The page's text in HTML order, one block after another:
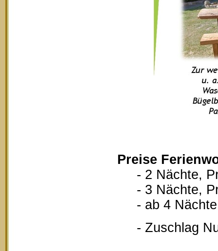
Preise
- 2 Nächte,
- 3 Nächte,
- ab 4 Nächte,
- Zuschlag